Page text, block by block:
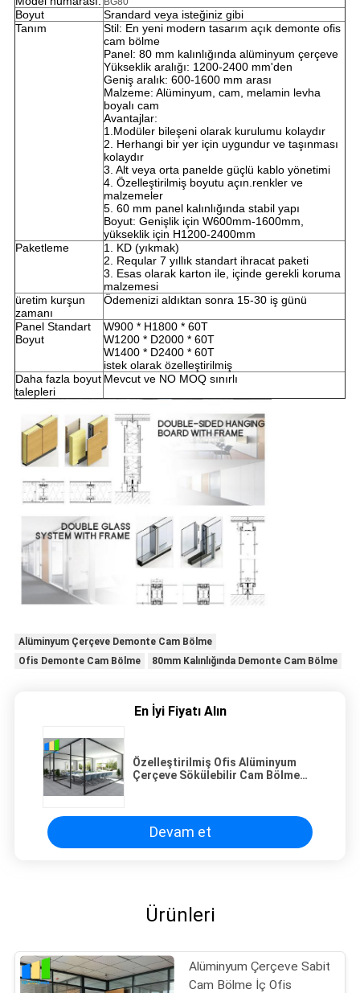
Boyut
Srandard veya isteğiniz gibi
Tanım
Stil: En yeni modern tasarım açık demonte ofis
cam bölme
Panel: 80 mm kalınlığında alüminyum çerçeve
Yükseklik aralığı: 1200-2400 mm'den
Geniş aralık: 600-1600 mm arası
Malzeme: Alüminyum, cam, melamin levha
boyalı cam
Avantajlar:
1.Modüler bileşeni olarak kurulumu kolaydır
2. Herhangi bir yer için uygundur ve taşınması
kolaydır
3. Alt veya orta panelde güçlü kablo yönetimi
4. Özelleştirilmiş boyutu açın.renkler ve
malzemeler
5. 60 mm panel kalınlığında stabil yapı
Boyut: Genişlik için W600mm-1600mm,
yükseklik için H1200-2400mm
Paketleme
1. KD (yıkmak)
2. Reqular 7 yıllık standart ihracat paketi
3. Esas olarak karton ile, içinde gerekli koruma
malzemesi
üretim kurşun
zamanı
Ödemenizi aldıktan sonra 15-30 iş günü
Panel Standart
Boyut
W900 * H1800 * 60T
W1200 * D2000 * 60T
W1400 * D2400 * 60T
istek olarak özelleştirilmiş
Daha fazla boyut
talepleri
Mevcut ve NO MOQ sınırlı
Alüminyum Çerçeve Demonte Cam Bölme
Ofis Demonte Cam Bölme
80mm Kalınlığında Demonte Cam Bölme
En İyi Fiyatı Alın
Özelleştirilmiş Ofis Alüminyum
Çerçeve Sökülebilir Cam Bölme
Devam et
Ürünleri
Alüminyum Çerçeve Sabit
Cam Bölme İç Ofis